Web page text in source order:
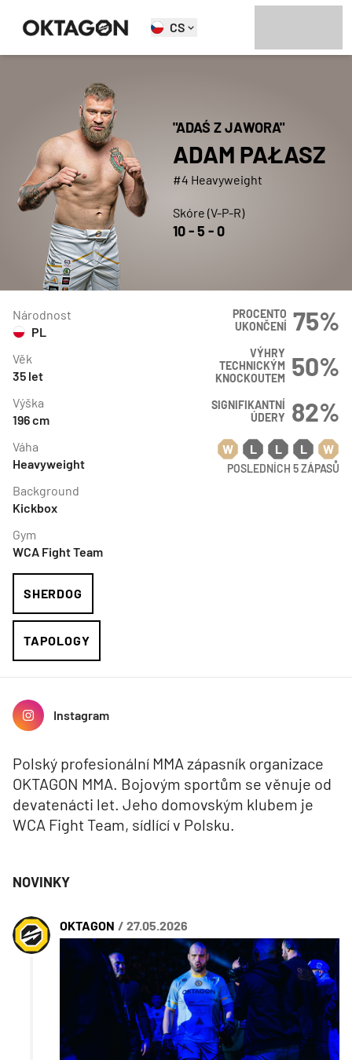
CS
"ADAŚ Z JAWORA"
ADAM PAŁASZ
#4 Heavyweight
Skóre (V-P-R)
10-5 -0
Národnost
PL
Věk
35 let
Výška
196cm
Váha
Heavyweight
Background
Kickbox
Gym
WCA Fight Team
SHERDOG
TAPOLOGY
PROCENTO
UKONČENÍ 75%
VÝHRY
TECHNICKÝM
KNOCKOUTEM 50%
SIGNIFIKANTNÍ
ÚDERY 82%
W L L L W
POSLEDNÍCH 5 ZÁPASŮ
Instagram
Polský profesionální MMA zápasník organizace
OKTAGON MMA. Bojovým sportům se věnuje od
devatenácti let. Jeho domovským klubem je
WCA Fight Team, sídlící v Polsku.
NOVINKY
OKTAGON / 27.05.2026